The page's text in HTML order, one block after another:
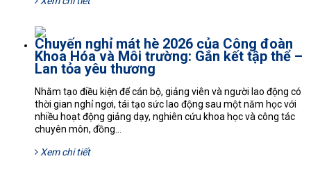
Chuyến nghỉ mát hè 2026 của Công đoàn
Khoa Hóa và Môi trường: Gắn kết tập thể –
Lan tỏa yêu thương
Nhằm tạo điều kiện để cán bộ, giảng viên và người lao động có
thời gian nghỉ ngơi, tái tạo sức lao động sau một năm học với
nhiều hoạt động giảng dạy, nghiên cứu khoa học và công tác
chuyên môn, đồng...
Xem chi tiết